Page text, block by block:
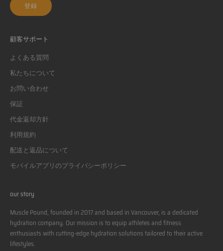
登録
顧客サポート
よくある質問
私たちについて
お問い合わせ
保証
代金返却方針
利用規約
配送と返品について
モバイルアプリのプライバシーポリシー
our story
Muscle Pound, founded in 2017 and based in Vancouver, is a dedicated
hydration company. Our mission is to equip athletes and fitness
enthusiasts with cutting-edge hydration solutions tailored to their active
lifestyles.